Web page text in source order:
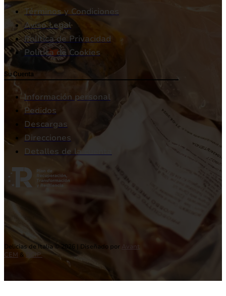
Términos y Condiciones
Aviso Legal
Política de Privacidad
Política de Cookies
Su Cuenta
Información personal
Pedidos
Descargas
Direcciones
Detalles de la cuenta
Delicias de Italia © 2026 | Diseñado por Avant
CEM &DCIP